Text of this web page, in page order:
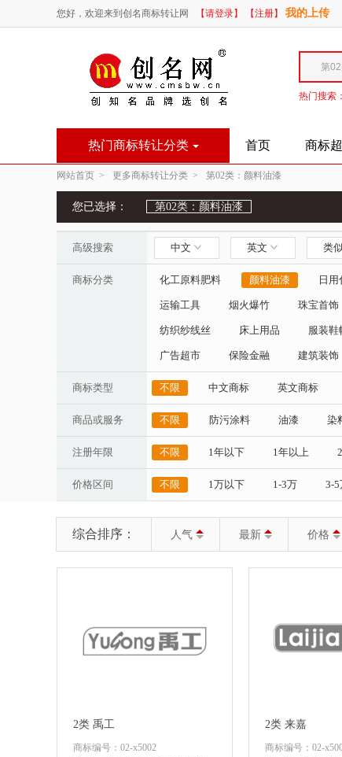
您好，欢迎来到创名商标转让网 【请登录】 【注册】 我的上传
热门搜索：
热门商标转让分类 首页 商标
网站首页 > 更多商标转让分类 > 第02类：颜料油漆
您已选择： 第02类：颜料油漆
高级搜索 中文 英文 类
商标分类 化工原料肥料 颜料油漆 日
运输工具 烟火爆竹 珠宝首饰
纺织纱线丝 床上用品 服装鞋
广告超市 保险金融 建筑装饰
商标类型 不限 中文商标 英文商标
商品或服务 不限 防污涂料 油漆 染
注册年限 不限 1年以下 1年以上
价格区间 不限 1万以下 1-3万 3-5
综合排序： 人气 最新 价格
2类 禹工
商标编号：02-x5002
2类 来嘉
商标编号：02-